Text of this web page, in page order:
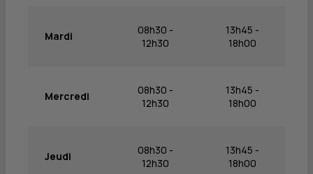
Mardi
08h30 -
12h30
13h45 -
18h00
Mercredi
08h30 -
12h30
13h45 -
18h00
Jeudi
08h30 -
12h30
13h45 -
18h00